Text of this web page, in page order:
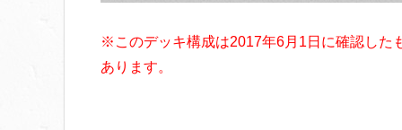
※このデッキ構成は2017年6月1日に確認した
あります。